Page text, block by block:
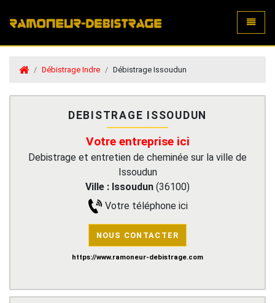
Débistrage Indre Débistrage Issoudun
DEBISTRAGE ISSOUDUN
Votre entreprise ici
Debistrage et entretien de cheminée sur la ville de
Issoudun
Ville : Issoudun (36100)
Votre téléphone ici
NOUS CONTACTER
https://www.ramoneur-debistrage.com